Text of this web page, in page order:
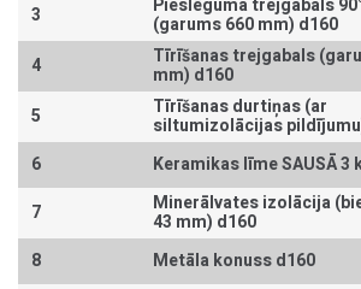
3
Pieslēguma trejgabals
(garums 660 mm) d160
4
Tīrīšanas trejgabals
mm) d160
5
Tīrīšanas durtiņas (ar
siltumizolācijas
6
Keramikas līme SAUSĀ 3
7
Minerālvates izolācija
43 mm) d160
8
Metāla konuss d160